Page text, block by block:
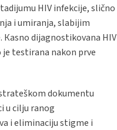
HIV infekcije, slično
i umiranja, slabijim
dijagnostikovana HIV
je testirana nakon prve
dokumentu
u cilju ranog
i eliminaciju stigme i